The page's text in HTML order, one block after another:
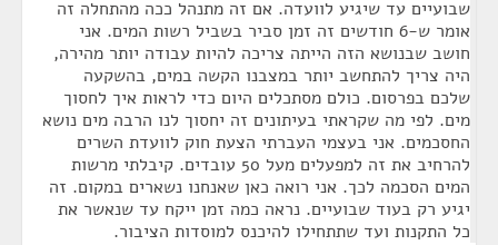
שבועיים עד שיגיע לוועדה. אם זה מתנהל ככה מהתחלה זה
אומר ש-6 חודשים זה זמן סביר בשביל רשות המים. אני
חושב שבנושא הזה הייתה צריכה להיות עבודה יותר מהירה,
היה צריך להתחשב יותר במצבנו הקשה במים, בהשקעה
שלכם בפרסום. כולם מסתכלים היום כדי לראות איך לחסוך
מים. לפי מה שקראתי בעיתונים זה יחסוך לנו הרבה מים נושא
החסכמים. אני בעצמי העברתי הצעת חוק לוועדת השרים
להרחיב את זה למפעלים מעל 50 עובדים. קיבלתי מרשות
המים הסכמה לכך. אני רואה כאן שאנחנו נשארים במקום. זה
יגיע רק בעוד שבועיים. נראה כמה זמן ייקח עד שנאשר את
כל התקנות ועד שתתחילו להיכנס למוסדות הציבור.